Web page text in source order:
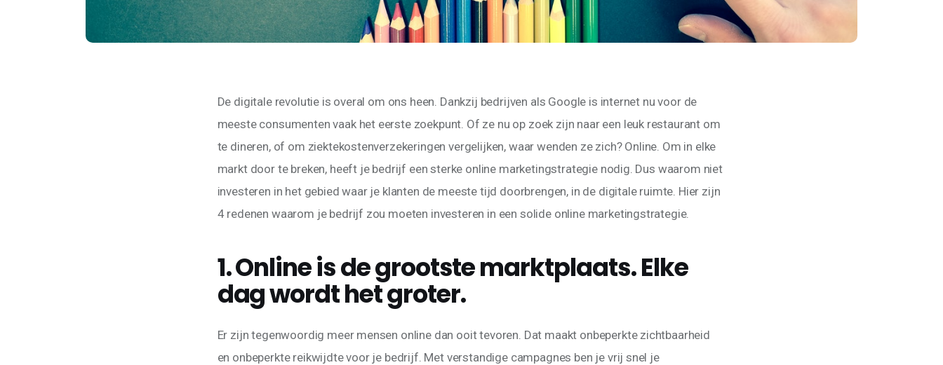
De digitale revolutie is overal om ons heen. Dankzij bedrijven als Google is internet nu voor de
meeste consumenten vaak het eerste zoekpunt. Of ze nu op zoek zijn naar een leuk restaurant om
te dineren, of om ziektekostenverzekeringen vergelijken, waar wenden ze zich? Online. Om in elke
markt door te breken, heeft je bedrijf een sterke online marketingstrategie nodig. Dus waarom niet
investeren in het gebied waar je klanten de meeste tijd doorbrengen, in de digitale ruimte. Hier zijn
4 redenen waarom je bedrijf zou moeten investeren in een solide online marketingstrategie.
1. Online is de grootste marktplaats. Elke
dag wordt het groter.
Er zijn tegenwoordig meer mensen online dan ooit tevoren. Dat maakt onbeperkte zichtbaarheid
en onbeperkte reikwijdte voor je bedrijf. Met verstandige campagnes ben je vrij snel je